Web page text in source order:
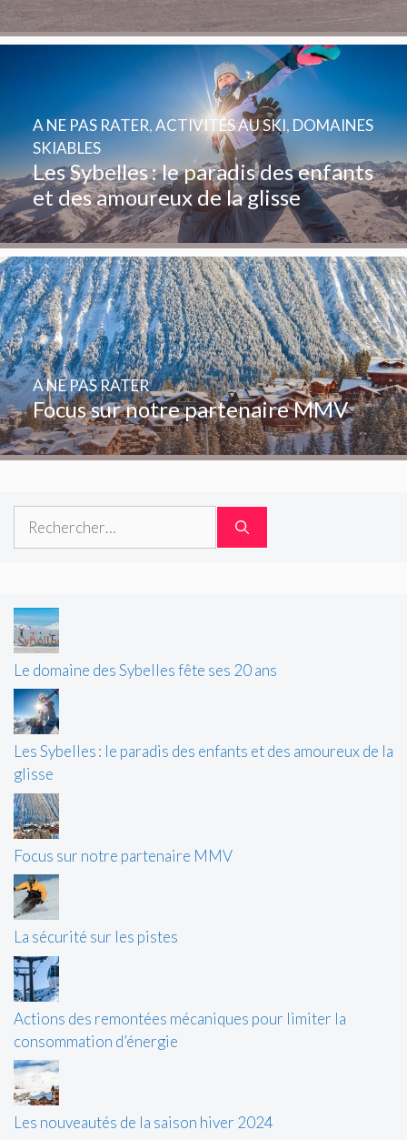
Les Sybelles : le paradis des enfants
et des amoureux de la glisse
A NE PAS RATER,ACTIVITÉS AU SKI, DOMAINES
SKIABLES
Focus sur notre partenaire MMV
A NE PAS RATER
Le domaine des Sybelles fête ses 20 ans
Les Sybelles : le paradis des enfants et des amoureux de la
glisse
Focus sur notre partenaire MMV
La sécurité sur les pistes
Actions des remontées mécaniques pour limiter la
consommation d’énergie
Les nouveautés de la saison hiver 2024